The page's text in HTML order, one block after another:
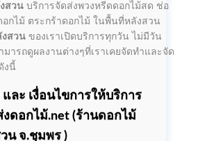
สวนบริการจัดส่งพวงหรีดดอกไม้สด ช่อ
กไม้ ตระกร้าดอกไม้ ในพื้นที่หลังสวน
งสวนของเราเปิดบริการทุกวัน ไม่มีวัน
ารถดูผลงานต่างๆที่เราเคยจัดทำและจัด
งนี้
และ เงื่อนไขการให้บริการ
งดอกไม้.net (ร้านดอกไม้
นจ.ชุมพร )